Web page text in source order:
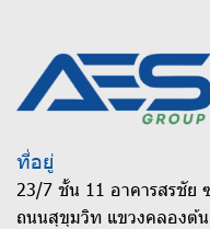
ที่อยู่
23/7 ชั้น 11 อาคารสรชัย
ถนนสุขุมวิท แขวงคลองต้